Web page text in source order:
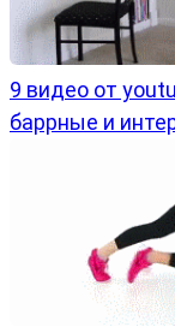
9 видео от
баррные и